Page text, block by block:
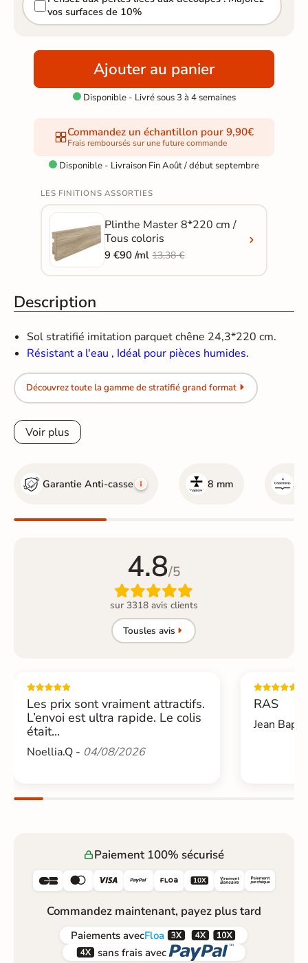
vos surfaces de 10%
Ajouter au panier
Disponible - Livré sous 3 à 4 semaines
Commandez un échantillon pour 9,90€
Frais remboursés sur une future commande
 Disponible - Livraison Fin Août / début septembre
LES FINITIONS ASSORTIES
Plinthe Master 8*220 cm /
Tous coloris
9 €90 /ml13,38 €
Description
Sol stratifié imitation parquetchêne 24,3*220 cm.
Résistant a l'eau , Idéal pour pièces humides.
Découvrez toute la gamme de stratifié grand format
Voir plus
Garantie Anti-casse 8 mm
4.8/5

sur 3318 avis clients
Tousles avis
Les prix sont vraiment attractifs.
L’envoi est ultra rapide. Le colis
était...
Noellia.Q - 04/08/2026
RAS
Jean
Paiement 100% sécurisé
     
Commandez maintenant, payez plus tard
Paiements avecFloa  
 sans frais avec 